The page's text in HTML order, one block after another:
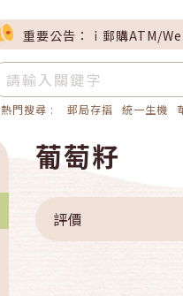
重要公告：ｉ郵購ATM/
熱門搜尋 : 郵局存摺 統一生機
葡萄籽
評價